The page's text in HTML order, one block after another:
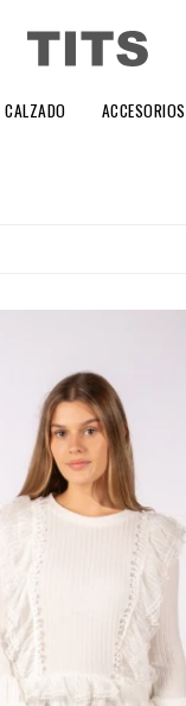
CALZADO ACCESORIOS